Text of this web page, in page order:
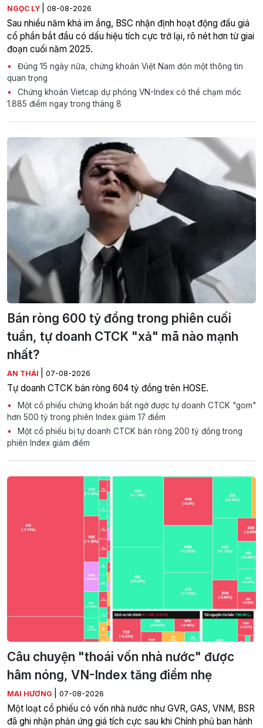
NGỌC LY 08-08-2026
Sau nhiều năm khá im ắng, BSC nhận định hoạt động đấu giá
cổ phần bắt đầu có dấu hiệu tích cực trở lại, rõ nét hơn từ giai
đoạn cuối năm 2025.
Đúng 15 ngày nữa, chứng khoán Việt Nam đón một thông tin
quan trọng
Chứng khoán Vietcap dự phóng VN-Index có thể chạm mốc
1.885 điểm ngay trong tháng 8
Bán ròng 600 tỷ đồng trong phiên cuối
tuần, tự doanh CTCK "xả" mã nào mạnh
nhất?
AN THÁI 07-08-2026
Tự doanh CTCK bán ròng 604 tỷ đồng trên HOSE.
Một cổ phiếu chứng khoán bất ngờ được tự doanh CTCK "gom"
hơn 500 tỷ trong phiên Index giảm 17 điểm
Một cổ phiếu bị tự doanh CTCK bán ròng 200 tỷ đồng trong
phiên Index giảm điểm
Câu chuyện "thoái vốn nhà nước" được
hâm nóng, VN-Index tăng điểm nhẹ
MAI HƯƠNG 07-08-2026
Một loạt cổ phiếu có vốn nhà nước như GVR, GAS, VNM, BSR
đã ghi nhận phản ứng giá tích cực sau khi Chính phủ ban hành